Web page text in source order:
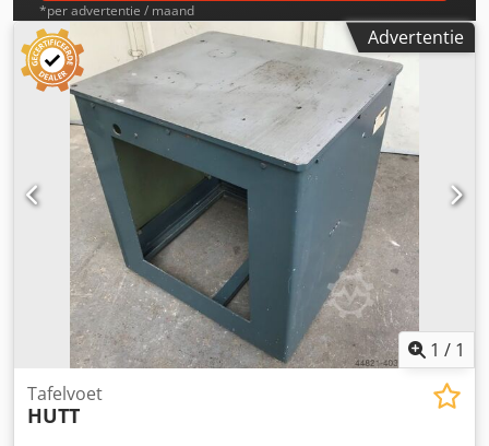
*per advertentie / maand
Advertentie
1 / 1
Tafelvoet
HUTT